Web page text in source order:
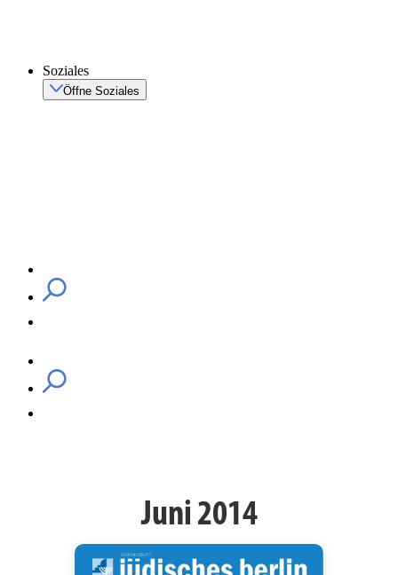
Soziales
Öffne Soziales
Juni 2014